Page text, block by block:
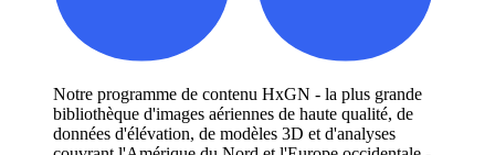
Notre programme de contenu HxGN - la plus grande
bibliothèque d'images aériennes de haute qualité, de
données d'élévation, de modèles 3D et d'analyses